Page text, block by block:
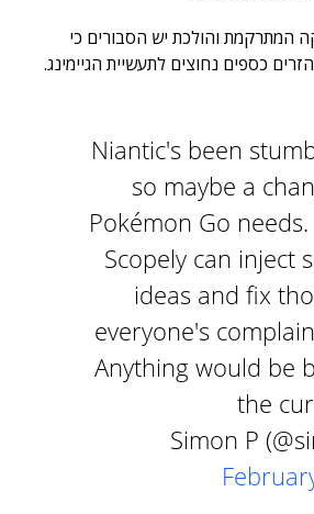
המתרקמת והולכת יש הסבורים כי
כספים נחוצים לתעשיית הגיימינג.
Niantic's been
so maybe a
Pokémon Go
Scopely can inject
ideas and fix
everyone's
Anything would be
the